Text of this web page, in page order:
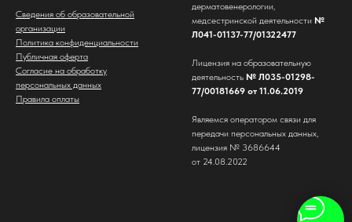
Сведения об образовательной
организации
Политика конфиденциальности
Публичная оферта
Согласие на обработку
персональных данных
Правила оплаты
дерматовенерологии,
медсестринской деятельности №
Л041-01137-77/01322477
Лицензия на образовательную
деятельность № Л035-01298-
77/00181669 от 11.06.2019
Являемся оператором связи для
передачи персональных данных,
лицензия № 3686644
от 24.08.2022